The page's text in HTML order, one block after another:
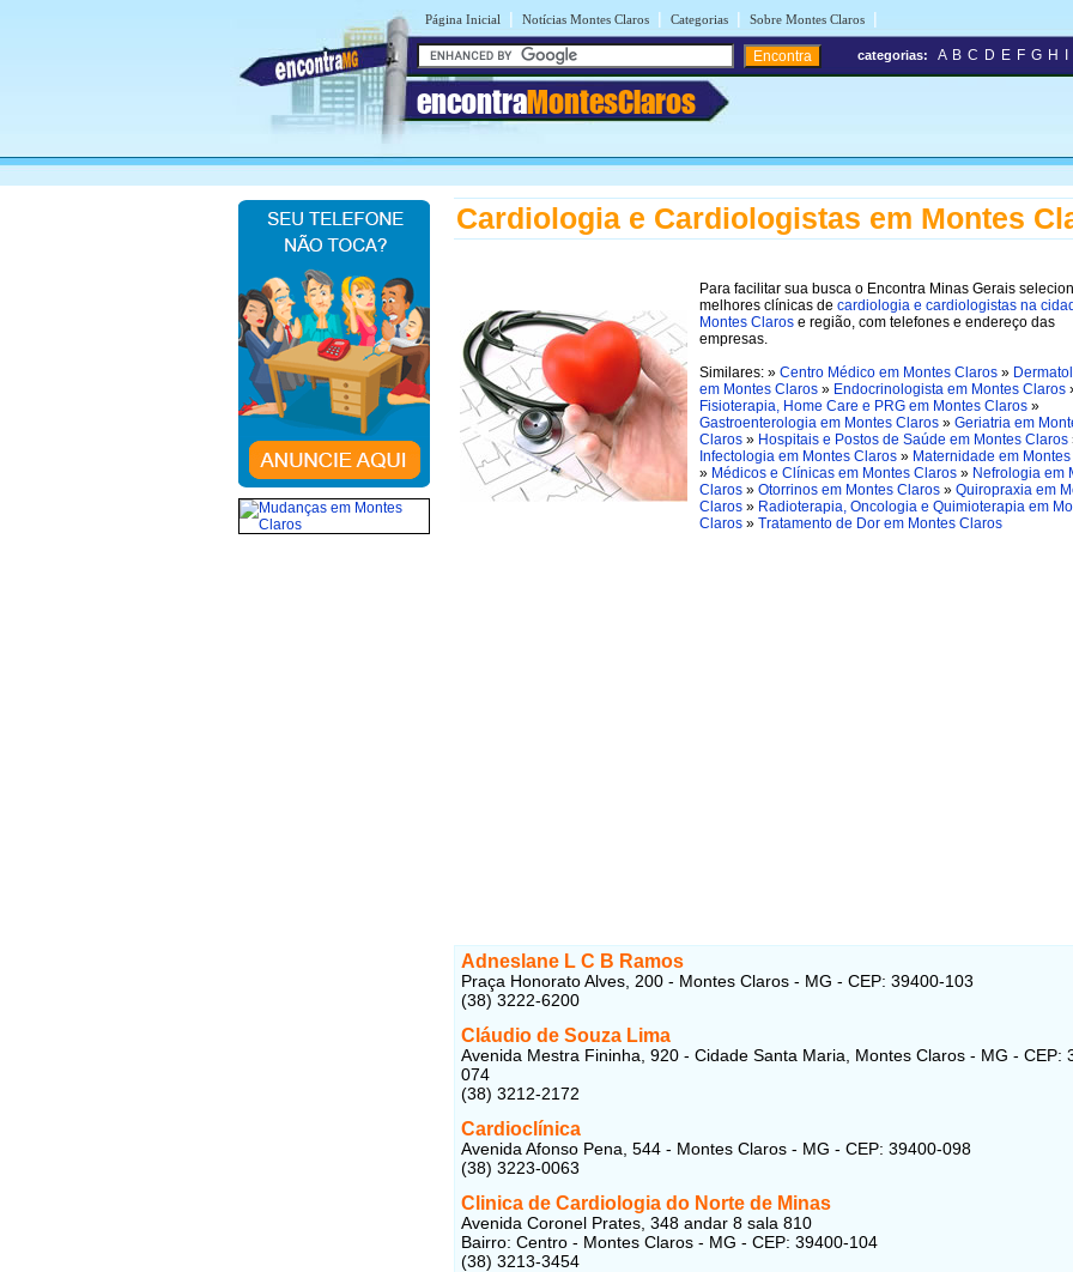
Página Inicial | Notícias Montes Claros | Categorias | Sobre Montes Claros |
encontraMontesClaros
categorias: A B C D E F G H
Cardiologia e Cardiologistas em Montes
Para facilitar sua busca o Encontra Minas Gerais
melhores clínicas de cardiologia e cardiologistas na
Montes Claros e região, com telefones e endereço das
empresas.
Similares: » Centro Médico em Montes Claros »
em Montes Claros » Endocrinologista em Montes Claros
Fisioterapia, Home Care e PRG em Montes Claros »
Gastroenterologia em Montes Claros » Geriatria em
Claros » Hospitais e Postos de Saúde em Montes Claros
Infectologia em Montes Claros » Maternidade em
» Médicos e Clínicas em Montes Claros » Nefrologia em
Claros » Otorrinos em Montes Claros » Quiropraxia em
Claros » Radioterapia, Oncologia e Quimioterapia em
Claros » Tratamento de Dor em Montes Claros
Adneslane L C B Ramos
Praça Honorato Alves, 200 - Montes Claros - MG - CEP: 39400-103
(38) 3222-6200
Cláudio de Souza Lima
Avenida Mestra Fininha, 920 - Cidade Santa Maria, Montes Claros - MG - CEP:
074
(38) 3212-2172
Cardioclínica
Avenida Afonso Pena, 544 - Montes Claros - MG - CEP: 39400-098
(38) 3223-0063
Clinica de Cardiologia do Norte de Minas
Avenida Coronel Prates, 348 andar 8 sala 810
Bairro: Centro - Montes Claros - MG - CEP: 39400-104
(38) 3213-3454